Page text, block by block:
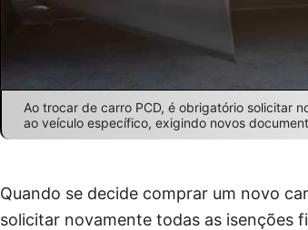
Ao trocar de carro PCD, é obrigatório solicitar
ao veículo específico, exigindo novos
Quando se decide comprar um novo
solicitar novamente todas as isenções